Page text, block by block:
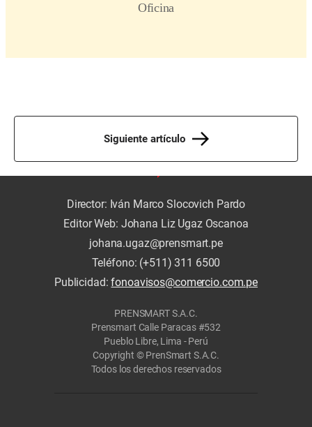
Siguiente artículo
Director: Iván Marco Slocovich Pardo
Editor Web: Johana Liz Ugaz Oscanoa
johana.ugaz@prensmart.pe
Teléfono: (+511) 311 6500
Publicidad:fonoavisos@comercio.com.pe
PRENSMART S.A.C.
Prensmart Calle Paracas #532
Pueblo Libre, Lima - Perú
Copyright © PrenSmart S.A.C.
Todos los derechos reservados